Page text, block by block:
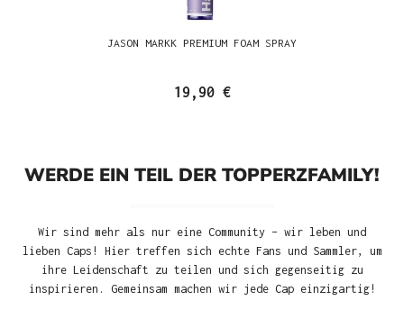
JASON MARKK PREMIUM FOAM SPRAY
19,90 €
WERDE EIN TEIL DER TOPPERZFAMILY!
Wir sind mehr als nur eine Community – wir leben und
lieben Caps! Hier treffen sich echte Fans und Sammler, um
ihre Leidenschaft zu teilen und sich gegenseitig zu
inspirieren. Gemeinsam machen wir jede Cap einzigartig!